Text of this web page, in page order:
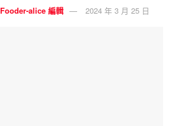
Fooder-alice 編輯 2024 年 3 月 25 日